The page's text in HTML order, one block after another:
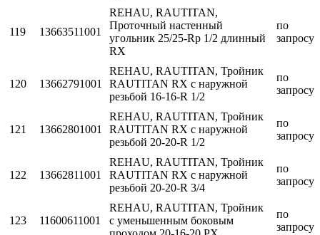
119 13663511001
REHAU, RAUTITAN,
Проточный настенный
угольник 25/25-Rp 1/2 длинный
RX
по
запросу
120 13662791001
REHAU, RAUTITAN, Тройник
RAUTITAN RX с наружной
резьбой 16-16-R 1/2
по
запросу
121 13662801001
REHAU, RAUTITAN, Тройник
RAUTITAN RX с наружной
резьбой 20-20-R 1/2
по
запросу
122 13662811001
REHAU, RAUTITAN, Тройник
RAUTITAN RX с наружной
резьбой 20-20-R 3/4
по
запросу
123 11600611001
REHAU, RAUTITAN, Тройник
с уменьшенным боковым
по
запросу